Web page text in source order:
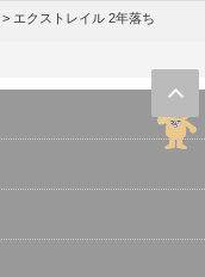
> エクストレイル 2年落ち